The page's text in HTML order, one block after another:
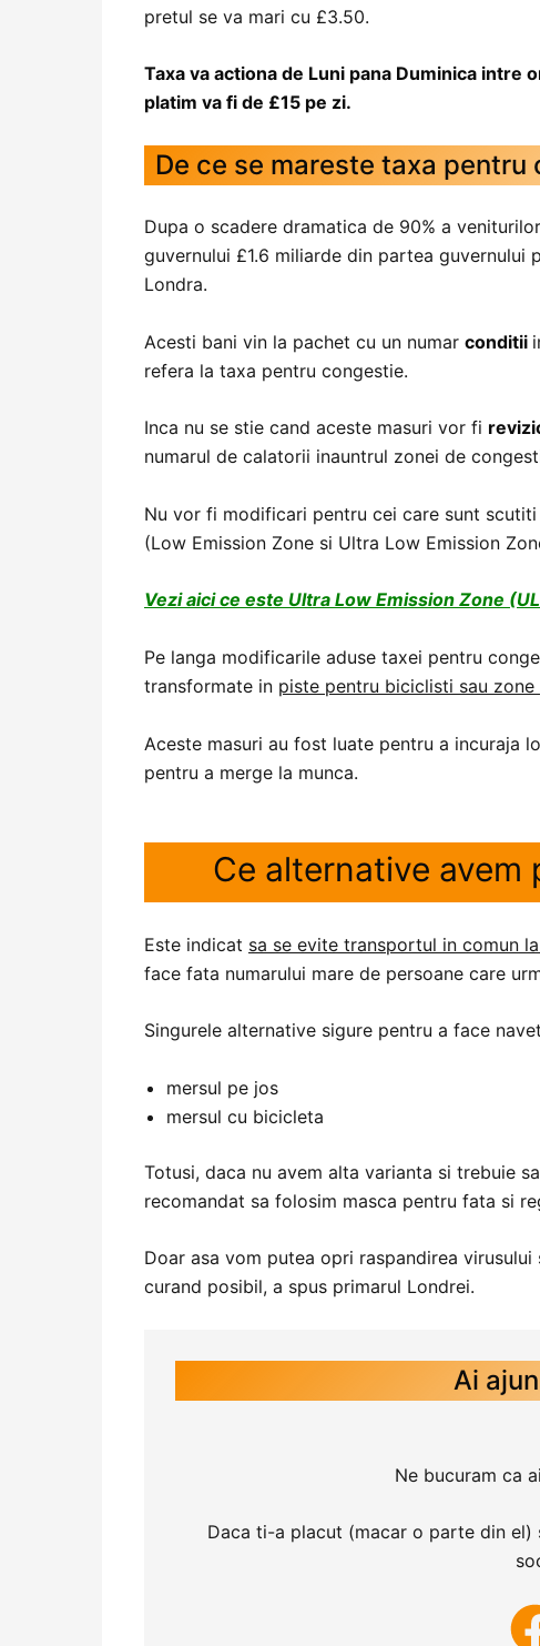
pretul se va mari cu £3.50.
Taxa va actiona de Luni pana Duminica intre
platim va fi de £15 pe zi.
De ce se mareste taxa pentru
Dupa o scadere dramatica de 90% a
guvernului £1.6 miliarde din partea
Londra.
Acesti bani vin la pachet cu un numar conditii
refera la taxa pentru congestie.
Inca nu se stie cand aceste masuri vor fi
numarul de calatorii inauntrul zonei de
Nu vor fi modificari pentru cei care sunt
(Low Emission Zone si Ultra Low Emission
Vezi aici ce este Ultra Low Emission Zone
Pe langa modificarile aduse taxei pentru
transformate in piste pentru biciclisti sau
Aceste masuri au fost luate pentru a incuraja
pentru a merge la munca.
Ce alternative avem
Este indicat sa se evite transportul in comun
face fata numarului mare de persoane care
Singurele alternative sigure pentru a face
mersul pe jos
mersul cu bicicleta
Totusi, daca nu avem alta varianta si trebuie
recomandat sa folosim masca pentru fata si
Doar asa vom putea opri raspandirea
curand posibil, a spus primarul Londrei.
Ai
Ne bucuram ca
Daca ti-a placut (macar o parte din